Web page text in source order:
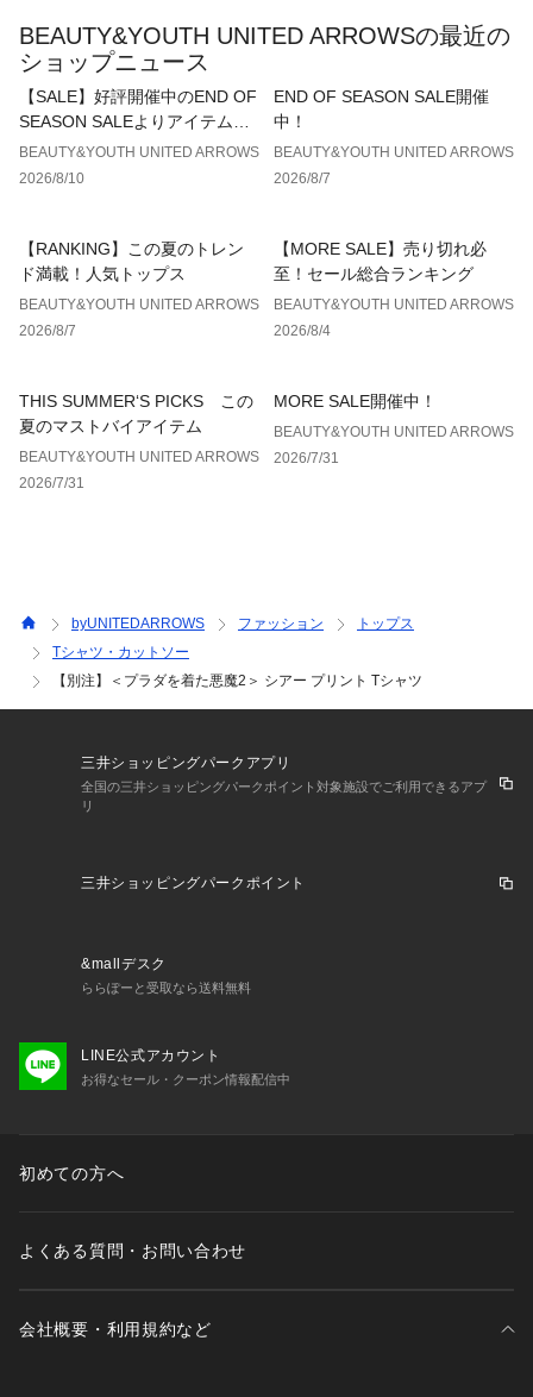
Tシャツ（対象品番：16175000050）
バッグ（対象品番：18325000078）
キーチャーム（対象品番：18465000028）
「プラダを着た悪魔2」
世界最高峰のファッション誌“RUNWAY”を舞台に、成長した
「アンディ」と編集長「ミランダ」が再び向き合う。
大旋風を巻き起こす。
日本中の働く女性とすべての映画ファンの明日へのモチベーシ
ョンを高める一作です。
【注意事項】
※商品画像は、光の当たり具合やパソコンなどの閲覧環境によ
り、実際の色味と異なって見える場合がございます。あらかじ
めご了承ください。
※商品の色味の目安は、商品単体の画像をご参照ください。
品名：PRD2×BY SHEER PRNT TEE
品番：16175000051
BEAUTY&YOUTH UNITED ARROWSの最近の
ショップニュース
【SALE】好評開催中のEND OF
SEASON SALEよりアイテムを
すべてご紹介！
BEAUTY&YOUTH UNITED ARROWS
2026/8/10
END OF SEASON SALE開催
中！
BEAUTY&YOUTH UNITED ARROWS
2026/8/7
【RANKING】この夏のトレン
ド満載！人気トップス
BEAUTY&YOUTH UNITED ARROWS
2026/8/7
【MORE SALE】売り切れ必
至！セール総合ランキング
BEAUTY&YOUTH UNITED ARROWS
2026/8/4
THIS SUMMER‘S PICKS この
夏のマストバイアイテム
BEAUTY&YOUTH UNITED ARROWS
2026/7/31
MORE SALE開催中！
BEAUTY&YOUTH UNITED ARROWS
2026/7/31
byUNITEDARROWS ファッション
トップス
Tシャツ・カットソー
【別注】＜プラダを着た悪魔2＞ シアー プリント Tシャツ
三井ショッピングパークアプリ
全国の三井ショッピングパークポイント対象施設でご利用できるアプ
リ
三井ショッピングパークポイント
&mallデスク
ららぽーと受取なら送料無料
LINE公式アカウント
お得なセール・クーポン情報配信中
初めての方へ
よくある質問・お問い合わせ
会社概要・利用規約など